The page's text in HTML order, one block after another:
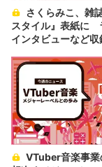
スタイル』表紙に
インタビューなど収